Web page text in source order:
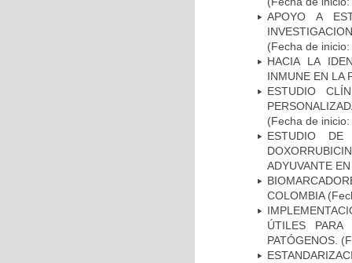
APOYO A
(Fecha de
HACIA LA
INMUNE EN LA
ESTUDIO
(Fecha de
ESTUDIO DE
ADYUVANTE
COLOMBIA
ÚTILES
PATÓGENOS.